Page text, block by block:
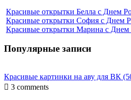
Красивые открытки Белла с Днем
Красивые открытки София с Днем
Красивые открытки Марина с Днем
Популярные записи
Красивые картинки на аву для ВК
 3 comments